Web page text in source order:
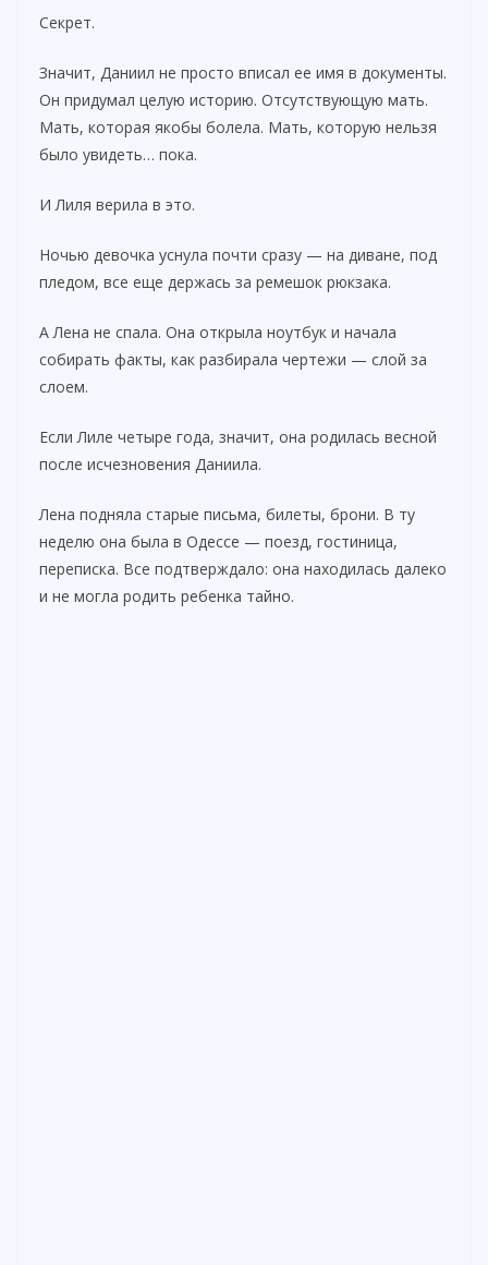
Секрет.
Значит, Даниил не просто вписал ее имя в документы.
Он придумал целую историю. Отсутствующую мать.
Мать, которая якобы болела. Мать, которую нельзя
было увидеть… пока.
И Лиля верила в это.
Ночью девочка уснула почти сразу — на диване, под
пледом, все еще держась за ремешок рюкзака.
А Лена не спала. Она открыла ноутбук и начала
собирать факты, как разбирала чертежи — слой за
слоем.
Если Лиле четыре года, значит, она родилась весной
после исчезновения Даниила.
Лена подняла старые письма, билеты, брони. В ту
неделю она была в Одессе — поезд, гостиница,
переписка. Все подтверждало: она находилась далеко
и не могла родить ребенка тайно.